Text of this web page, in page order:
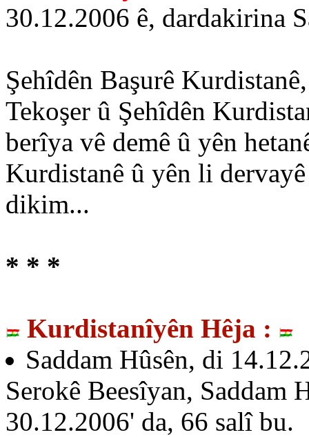
30.12.2006 ê, dardakirina
Şehîdên Başurê
Tekoşer û Şehîdên
berîya vê demê û yên
Kurdistanê û yên li
dikim...
* * *
Kurdistanîyên Hêja :
Saddam Hûsên, di
Serokê Beesîyan,
30.12.2006' da, 66 salî bu.